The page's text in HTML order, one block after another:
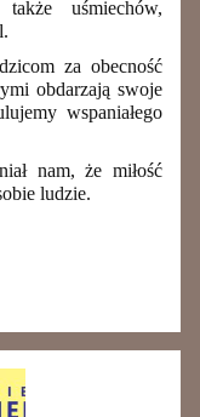
uśmiechów,
za obecność
obdarzają swoje
wspaniałego
nam, że miłość
ludzie.